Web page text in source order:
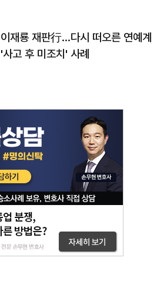
이재룡 재판行…다시 떠오른 연예계
'사고 후 미조치' 사례